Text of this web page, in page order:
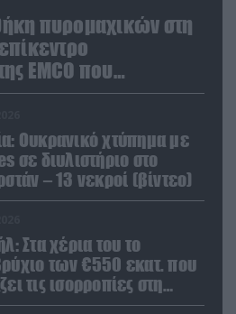
πυρομαχικών στη
EMCO που
Ουκρανία
Ουκρανικό χτύπημα με
σε διυλιστήριο στο
– 13 νεκροί (βίντεο)
Στα χέρια του το
των €550 εκατ. που
τις ισορροπίες στη
(βίντεο)